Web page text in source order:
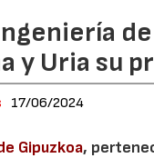
y Uria su
17/06/2024
Gipuzkoa,